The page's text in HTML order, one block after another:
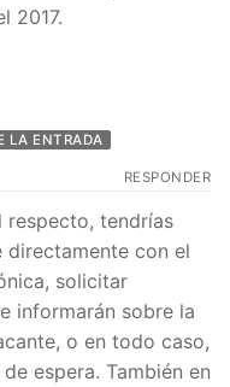
2017.
LA ENTRADA
RESPONDER
respecto, tendrías
directamente con el
solicitar
informarán sobre la
o en todo caso,
espera. También en